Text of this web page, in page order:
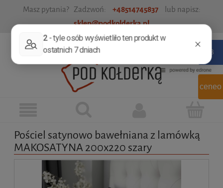
Masz pytania? Zadzwoń: +48514745837
lub napisz:
sklep@podkolderka.pl
Zarejestruj się Zaloguj się
Pościel satynowo bawełniana z lamówką
MAKOSATYNA 200x220 szary
ceneo